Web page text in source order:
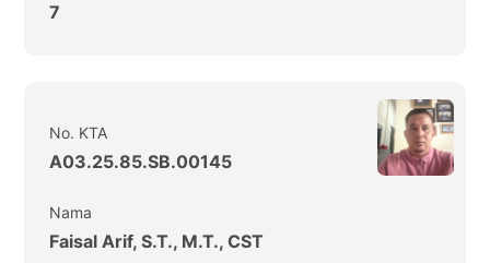
7
No. KTA
A03.25.85.SB.00145
Nama
Faisal Arif, S.T., M.T., CST